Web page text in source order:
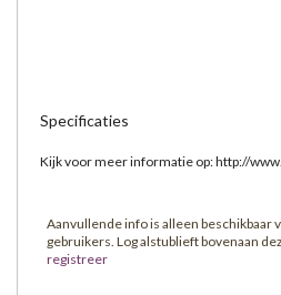
Specificaties
Kijk voor meer informatie op: http://
Aanvullende info is alleen beschikbaar
gebruikers. Log alstublieft bovenaan
registreer